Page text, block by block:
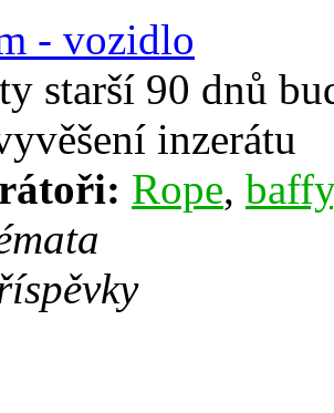
- vozidlo
starší 90 dnů
inzerátu
Rope, baffy